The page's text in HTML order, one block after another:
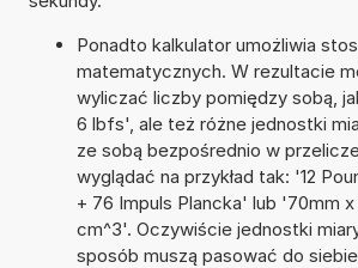
Ponadto kalkulator umożliwia
matematycznych. W rezultacie
wyliczać liczby pomiędzy sobą,
6 lbfs', ale też różne jednostki
ze sobą bezpośrednio w
wyglądać na przykład tak: '12
+ 76 Impuls Plancka' lub '70mm
cm^3'. Oczywiście jednostki
sposób muszą pasować do